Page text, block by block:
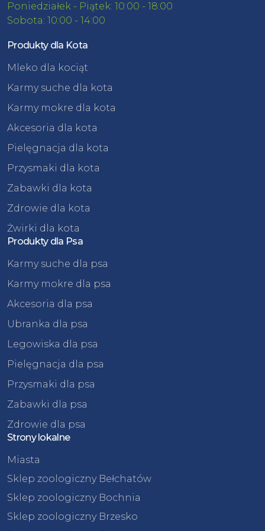
Poniedziałek - Piątek: 10:00 - 18:00
Sobota: 10:00 - 14:00
Produkty dla Kota
Mleko dla kociąt
Karmy suche dla kota
Karmy mokre dla kota
Akcesoria dla kota
Pielęgnacja dla kota
Przysmaki dla kota
Zabawki dla kota
Zdrowie dla kota
Żwirki dla kota
Produkty dla Psa
Karmy suche dla psa
Karmy mokre dla psa
Akcesoria dla psa
Ubranka dla psa
Legowiska dla psa
Pielęgnacja dla psa
Przysmaki dla psa
Zabawki dla psa
Zdrowie dla psa
Strony lokalne
Miasta
Sklep zoologiczny Bełchatów
Sklep zoologiczny Bochnia
Sklep zoologiczny Brzesko